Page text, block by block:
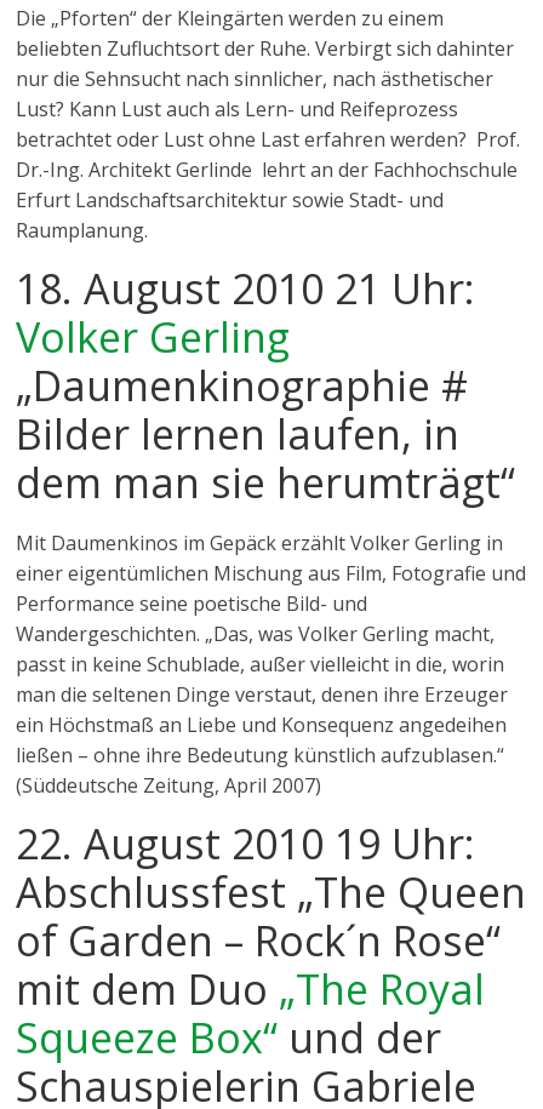
Die „Pforten“ der Kleingärten werden zu einem
beliebten Zufluchtsort der Ruhe. Verbirgt sich dahinter
nur die Sehnsucht nach sinnlicher, nach ästhetischer
Lust? Kann Lust auch als Lern- und Reifeprozess
betrachtet oder Lust ohne Last erfahren werden? Prof.
Dr.-Ing. Architekt Gerlinde lehrt an der Fachhochschule
Erfurt Landschaftsarchitektur sowie Stadt- und
Raumplanung.
18. August 2010 21 Uhr:
Volker Gerling
„Daumenkinographie #
Bilder lernen laufen, in
dem man sie herumträgt“
Mit Daumenkinos im Gepäck erzählt Volker Gerling in
einer eigentümlichen Mischung aus Film, Fotografie und
Performance seine poetische Bild- und
Wandergeschichten. „Das, was Volker Gerling macht,
passt in keine Schublade, außer vielleicht in die, worin
man die seltenen Dinge verstaut, denen ihre Erzeuger
ein Höchstmaß an Liebe und Konsequenz angedeihen
ließen – ohne ihre Bedeutung künstlich aufzublasen.“
(Süddeutsche Zeitung, April 2007)
22. August 2010 19 Uhr:
Abschlussfest „The Queen
of Garden – Rock´n Rose“
mit dem Duo „The Royal
Squeeze Box“ und der
Schauspielerin Gabriele